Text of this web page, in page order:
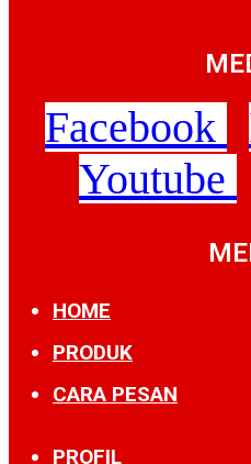
Facebook
Youtube
HOME
PRODUK
CARA PESAN
PROFIL